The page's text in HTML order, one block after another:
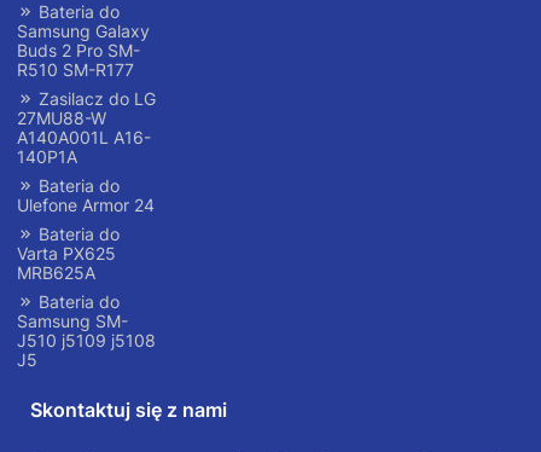
Bateria do
Samsung Galaxy
Buds 2 Pro SM-
R510 SM-R177
Zasilacz do LG
27MU88-W
A140A001L A16-
140P1A
Bateria do
Ulefone Armor 24
Bateria do
Varta PX625
MRB625A
Bateria do
Samsung SM-
J510 j5109 j5108
J5
Skontaktuj się z nami